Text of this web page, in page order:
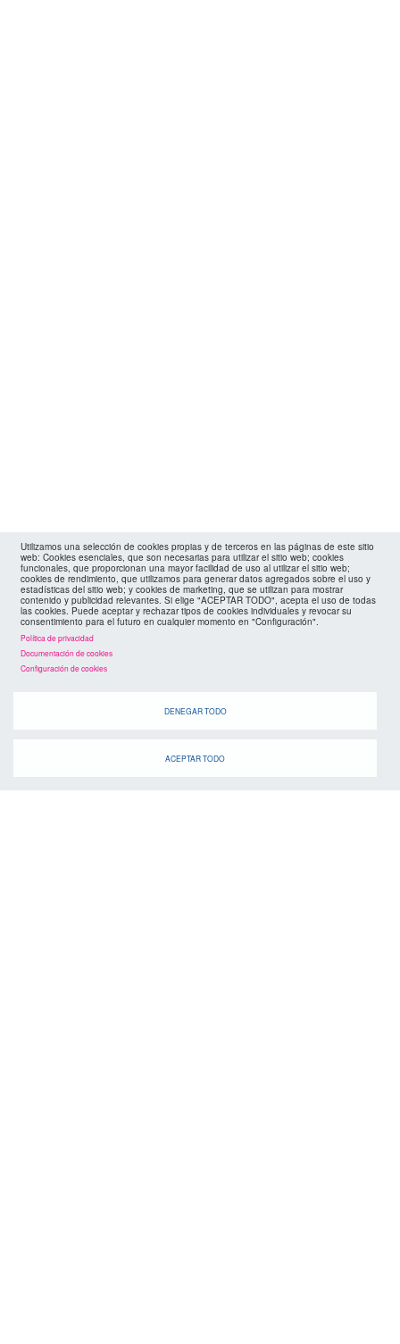
agenda
Utilizamos una selección de cookies propias y de terceros en las páginas de este sitio
web: Cookies esenciales, que son necesarias para utilizar el sitio web; cookies
funcionales, que proporcionan una mayor facilidad de uso al utilizar el sitio web;
cookies de rendimiento, que utilizamos para generar datos agregados sobre el uso y
estadísticas del sitio web; y cookies de marketing, que se utilizan para mostrar
contenido y publicidad relevantes. Si elige "ACEPTAR TODO", acepta el uso de todas
las cookies. Puede aceptar y rechazar tipos de cookies individuales y revocar su
consentimiento para el futuro en cualquier momento en "Configuración".
Política de privacidad
Documentación de cookies
Configuración de cookies
DENEGAR TODO
ACEPTAR TODO